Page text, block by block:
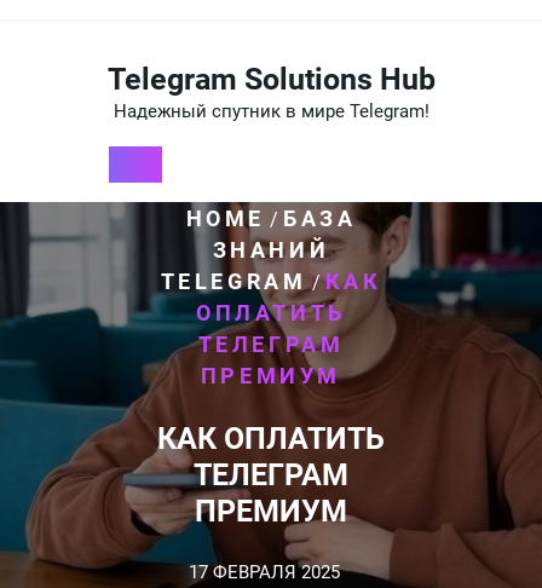
содержимомуTelegram Solutions Hub
Надежный спутник в мире Telegram!
HOME / БАЗА
ЗНАНИЙ
TELEGRAM /КАК
ОПЛАТИТЬ
ТЕЛЕГРАМ
ПРЕМИУМ
КАК ОПЛАТИТЬ
ТЕЛЕГРАМ
ПРЕМИУМ
17 ФЕВРАЛЯ 2025